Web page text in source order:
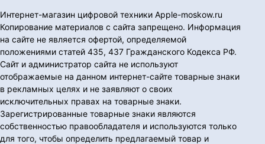
Интернет-магазин цифровой техники Apple-moskow.ru
Копирование материалов с сайта запрещено. Информация
на сайте не является офертой, определяемой
положениями статей 435, 437 Гражданского Кодекса РФ.
Сайт и администратор сайта не используют
отображаемые на данном интернет-сайте товарные знаки
в рекламных целях и не заявляют о своих
исключительных правах на товарные знаки.
Зарегистрированные товарные знаки являются
собственностью правообладателя и используются только
для того, чтобы определить предлагаемый товар и